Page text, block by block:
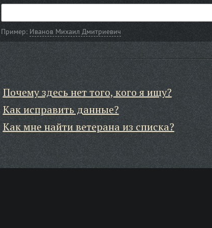
Пример: Иванов Михаил Дмитриевич
Почему здесь нет того, кого я ищу?
Как исправить данные?
Как мне найти ветерана из списка?